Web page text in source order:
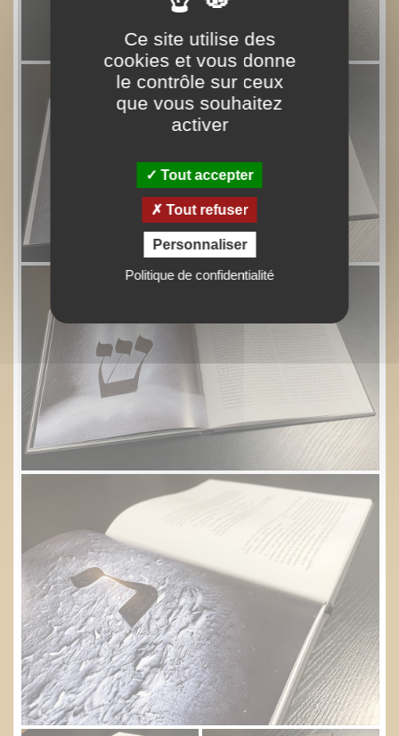
Ce site utilise des
cookies et vous donne
le contrôle sur ceux
que vous souhaitez
activer
Tout accepter
Tout refuser
Personnaliser
Politique de confidentialité